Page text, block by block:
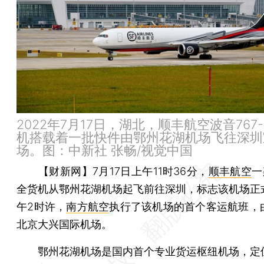
2022年7月17日，湖北，顺丰航空波音
机搭载着一批快件由鄂州花湖机场飞往深
场。图：中新社 张畅/视觉中国
【财新网】 7月17日上午11时36分， 顺丰航空
全货机从鄂州花湖机场起飞前往深圳，标志该机场正
午2时许，南方航空执行了该机场的首个客运航班，
北京大兴国际机场。
鄂州花湖机场是国内首个专业货运枢纽机场，定